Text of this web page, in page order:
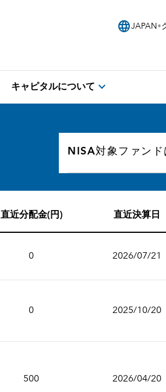
languageJAPAN
キャピタルについて expand_more
NISA対象ファンド
直近分配金(円) 直近決算日
0 2026/07/21
0 2025/10/20
500 2026/04/20